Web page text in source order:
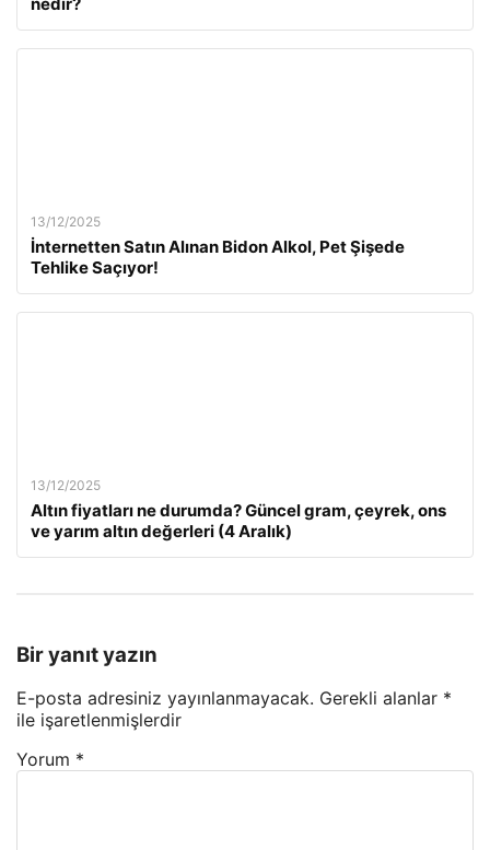
13/12/2025
İnternetten Satın Alınan Bidon Alkol, Pet Şişede
Tehlike Saçıyor!
13/12/2025
Altın fiyatları ne durumda? Güncel gram, çeyrek, ons
ve yarım altın değerleri (4 Aralık)
Bir yanıt yazın
E-posta adresiniz yayınlanmayacak. Gerekli alanlar *
ile işaretlenmişlerdir
Yorum *